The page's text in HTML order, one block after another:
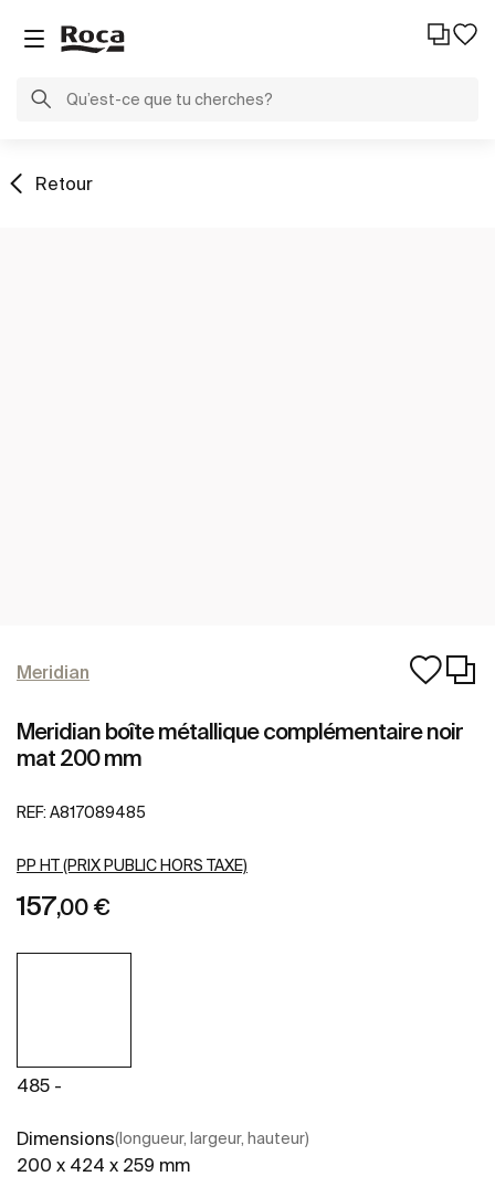
Retour
Meridian
Meridian boîte métallique complémentaire noir
mat 200 mm
REF: A817089485
PP HT (PRIX PUBLIC HORS TAXE)
157,00 €
485 -
Dimensions(longueur, largeur, hauteur)
200 x 424 x 259 mm